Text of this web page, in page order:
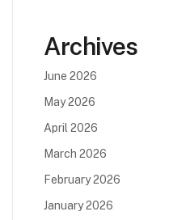
Archives
June 2026
May 2026
April 2026
March 2026
February 2026
January 2026